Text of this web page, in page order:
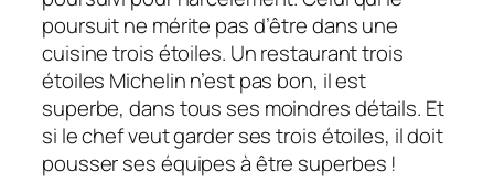
poursuit ne mérite pas d’être dans une
cuisine trois étoiles. Un restaurant trois
étoiles Michelin n’est pas bon, il est
superbe, dans tous ses moindres détails. Et
si le chef veut garder ses trois étoiles, il doit
pousser ses équipes à être superbes !